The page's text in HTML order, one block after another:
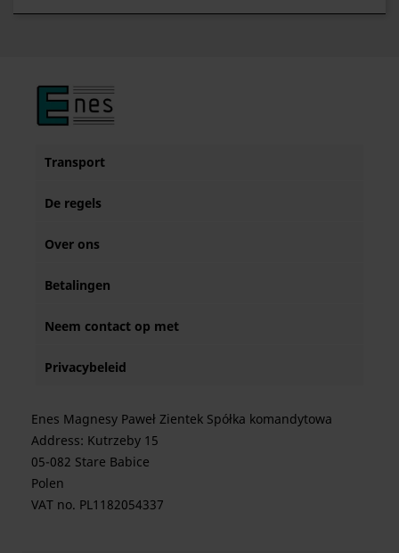
Transport
De regels
Over ons
Betalingen
Neem contact op met
Privacybeleid
Enes Magnesy Paweł Zientek Spółka komandytowa
Address: Kutrzeby 15
05-082 Stare Babice
Polen
VAT no. PL1182054337